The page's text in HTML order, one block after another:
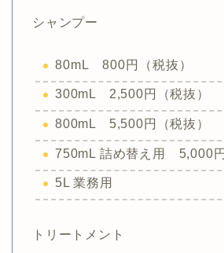
シャンプー
80mL 800円（税抜）
300mL 2,500円（税抜）
800mL 5,500円（税抜）
750mL 詰め替え用 5,000円
5L 業務用
トリートメント